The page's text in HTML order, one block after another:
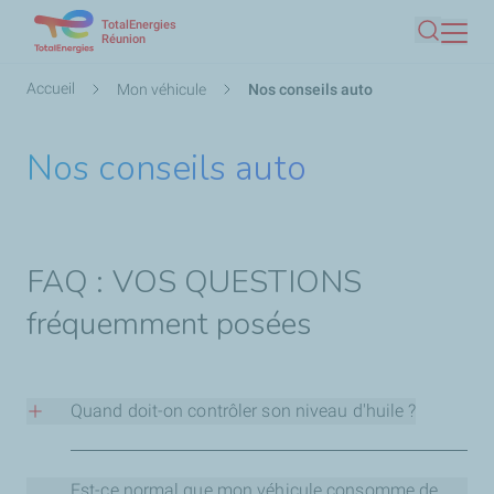
contenu
TotalEnergies
Réunion
Fil
Accueil Mon véhicule Nos conseils auto
Nos conseils auto
FAQ : VOS QUESTIONS
fréquemment posées
Quand doit-on contrôler son niveau d'huile ?
Je contrôle mon niveau d'huile tous les 2000 km ou
avant un long trajet.